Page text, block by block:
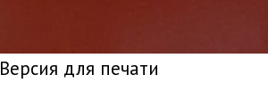
Версия для печати